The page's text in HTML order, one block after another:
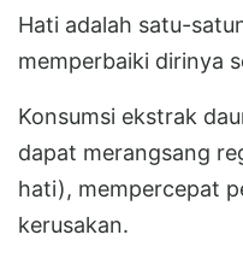
Hati adalah satu-
memperbaiki dirinya
Konsumsi ekstrak
dapat merangsang
hati), mempercepat
kerusakan.